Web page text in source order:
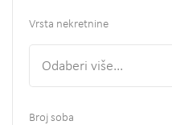
Vrsta nekretnine
Odaberi više...
Broj soba